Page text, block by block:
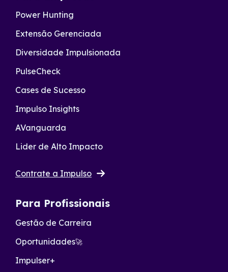
Power Hunting
Extensão Gerenciada
Diversidade Impulsionada
PulseCheck
Cases de Sucesso
Impulso Insights
AVanguarda
Lider de Alto Impacto
Contrate a Impulso
Para Profissionais
Gestão de Carreira
Oportunidades🚀
Impulser+